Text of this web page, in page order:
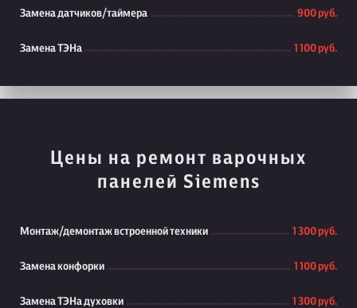
Замена датчиков/таймера 900 руб.
Замена ТЭНа 1 100 руб.
Цены на ремонт варочных
панелей Siemens
Монтаж/демонтаж встроенной техники 1 300 руб.
Замена конфорки 1 100 руб.
Замена ТЭНа духовки 1 300 руб.